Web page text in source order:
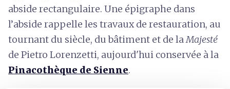
abside rectangulaire. Une épigraphe dans
l’abside rappelle les travaux de restauration, au
tournant du siècle, du bâtiment et de laMajesté
de Pietro Lorenzetti, aujourd'hui conservée à la
Pinacothèque de Sienne.